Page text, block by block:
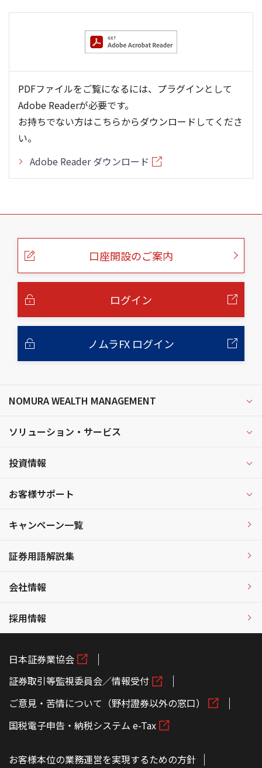
PDFファイルをご覧になるには、プラグインとして
Adobe Readerが必要です。
お持ちでない方はこちらからダウンロードしてくださ
い。
Adobe Reader ダウンロード
こ
口座開設のご案内
ログイン
ノムラFX ログイン
NOMURA WEALTH MANAGEMENT
ソリューション・サービス
投資情報
お客様サポート
キャンペーン一覧
証券用語解説集
会社情報
採用情報
日本証券業協会
証券取引等監視委員会／情報受付
ご意見・苦情について（野村證券以外の窓口）
国税電子申告・納税システム e-Tax
お客様本位の業務運営を実現するための方針